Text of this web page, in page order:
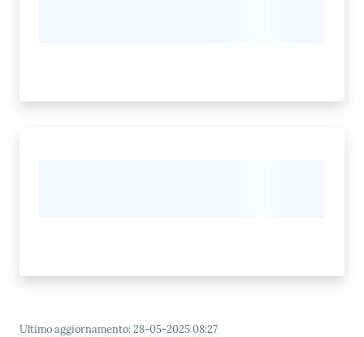
Ultimo aggiornamento:28-05-2025 08:27